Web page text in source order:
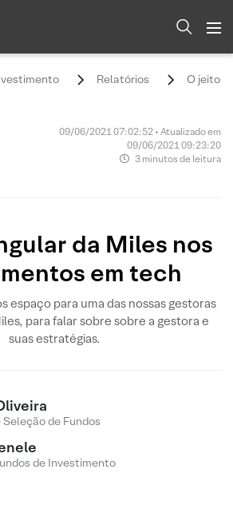
Relatórios O jeito
09/06/2021 07:02:52 • Atualizado em
09/06/2021 09:23:20
3 minutos de leitura
da Miles nos
em tech
espaço para uma das nossas gestoras
para falar sobre sobre a gestora e
suas estratégias.
Seleção de Fundos
de Investimento